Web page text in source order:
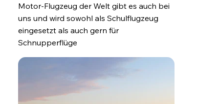
Motor-Flugzeug der Welt gibt es auch bei
uns und wird sowohl als Schulflugzeug
eingesetzt als auch gern für
Schnupperflüge
finden.